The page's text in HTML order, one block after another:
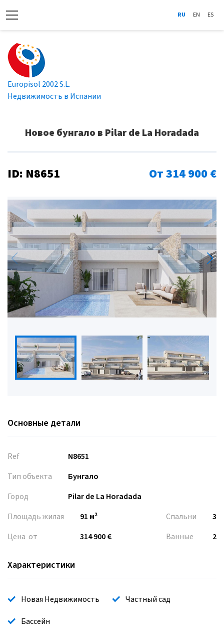
RU EN ES
Europisol 2002 S.L.
Недвижимость в Испании
Новое бунгало в Pilar de La Horadada
ID: N8651 От 314 900 €
Основные детали
Ref
N8651
Тип объекта
Бунгало
Город
Pilar de La Horadada
Площадь жилая
91 м²
Цена от
314 900 €
Спальни
3
Ванные
2
Характеристики
Новая Недвижимость
Частный сад
Бассейн